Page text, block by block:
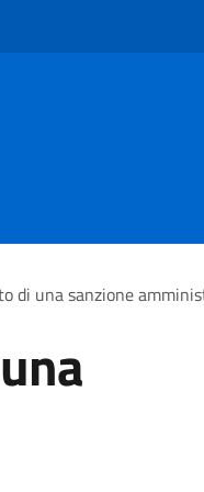
di una sanzione